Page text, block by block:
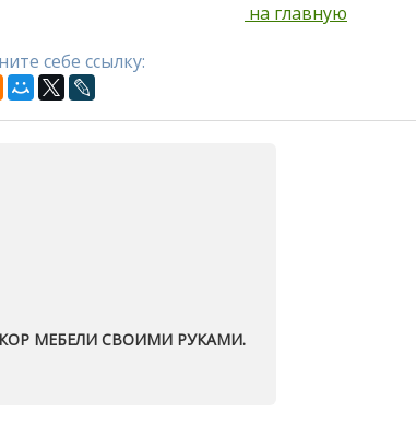
на главную
себе ссылку:
МЕБЕЛИ СВОИМИ РУКАМИ.